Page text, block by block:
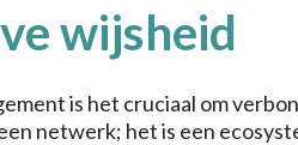
wijsheid
is het cruciaal om
netwerk; het is een